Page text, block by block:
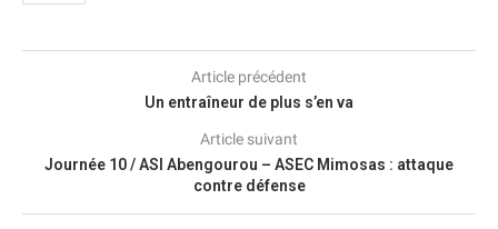
Article précédent
Un entraîneur de plus s’en va
Article suivant
Journée 10 / ASI Abengourou – ASEC Mimosas : attaque
contre défense